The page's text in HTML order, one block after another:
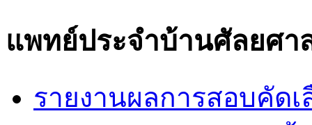
แพทย์ประจำบ้านศัลยศา
รายงานผลการสอบคัดเ